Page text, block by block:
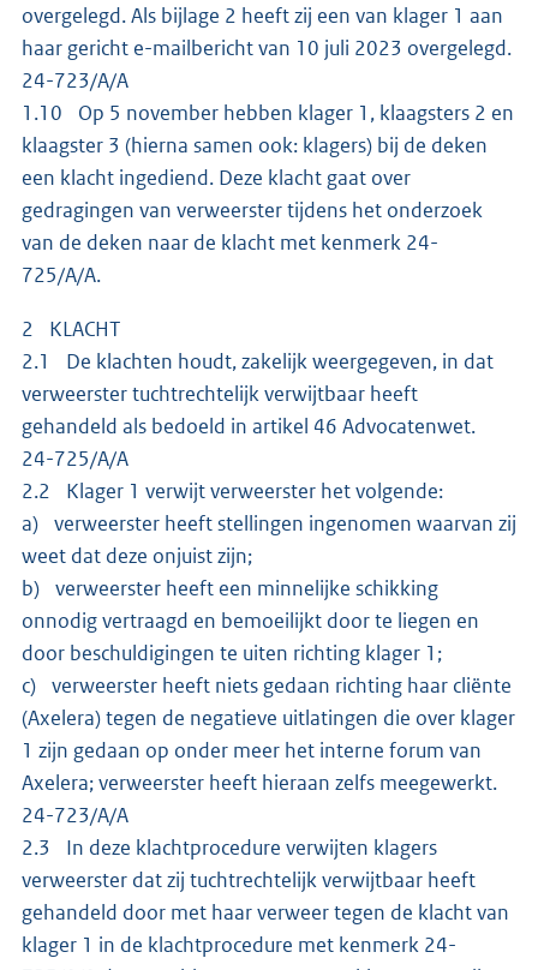
overgelegd. Als bijlage 2 heeft zij een van klager 1 aan
haar gericht e-mailbericht van 10 juli 2023 overgelegd.
24-723/A/A
1.10 Op 5 november hebben klager 1, klaagsters 2 en
klaagster 3 (hierna samen ook: klagers) bij de deken
een klacht ingediend. Deze klacht gaat over
gedragingen van verweerster tijdens het onderzoek
van de deken naar de klacht met kenmerk 24-
725/A/A.
2 KLACHT
2.1 De klachten houdt, zakelijk weergegeven, in dat
verweerster tuchtrechtelijk verwijtbaar heeft
gehandeld als bedoeld in artikel 46 Advocatenwet.
24-725/A/A
2.2 Klager 1 verwijt verweerster het volgende:
a) verweerster heeft stellingen ingenomen waarvan zij
weet dat deze onjuist zijn;
b) verweerster heeft een minnelijke schikking
onnodig vertraagd en bemoeilijkt door te liegen en
door beschuldigingen te uiten richting klager 1;
c) verweerster heeft niets gedaan richting haar cliënte
(Axelera) tegen de negatieve uitlatingen die over klager
1 zijn gedaan op onder meer het interne forum van
Axelera; verweerster heeft hieraan zelfs meegewerkt.
24-723/A/A
2.3 In deze klachtprocedure verwijten klagers
verweerster dat zij tuchtrechtelijk verwijtbaar heeft
gehandeld door met haar verweer tegen de klacht van
klager 1 in de klachtprocedure met kenmerk 24-